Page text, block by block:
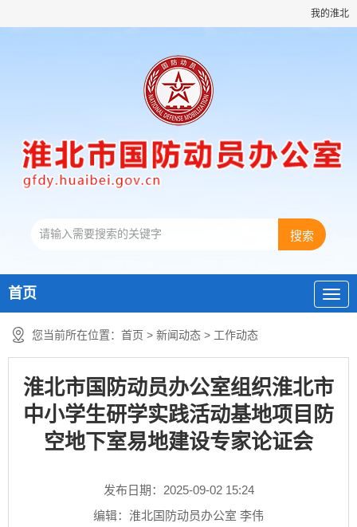
我的淮北
首页
您当前所在位置： 首页 > 新闻动态 > 工作动态
淮北市国防动员办公室组织淮北市
中小学生研学实践活动基地项目防
空地下室易地建设专家论证会
发布日期：2025-09-02 15:24
编辑：淮北国防动员办公室 李伟